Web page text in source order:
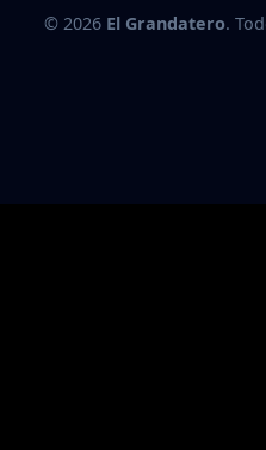
© 2026 El Grandatero.